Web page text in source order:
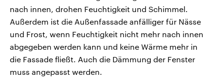
nach innen, drohen Feuchtigkeit und Schimmel.
Außerdem ist die Außenfassade anfälliger für Nässe
und Frost, wenn Feuchtigkeit nicht mehr nach innen
abgegeben werden kann und keine Wärme mehr in
die Fassade fließt. Auch die Dämmung der Fenster
muss angepasst werden.